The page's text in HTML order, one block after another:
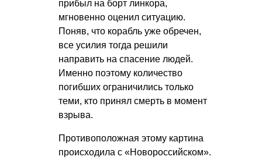
прибыл на борт линкора,
мгновенно оценил ситуацию.
Поняв, что корабль уже обречен,
все усилия тогда решили
направить на спасение людей.
Именно поэтому количество
погибших ограничились только
теми, кто принял смерть в момент
взрыва.
Противоположная этому картина
происходила с «Новороссийском».